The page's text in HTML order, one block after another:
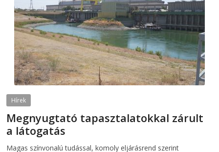
Hírek
Megnyugtató tapasztalatokkal zárult
a látogatás
Magas színvonalú tudással, komoly eljárásrend szerint